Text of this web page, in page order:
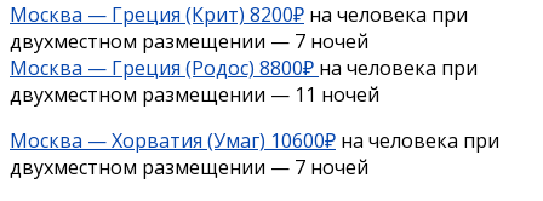
Москва — Греция (Крит) 8200₽ на человека при
двухместном размещении — 7 ночей
Москва — Греция (Родос) 8800₽ на человека при
двухместном размещении — 11 ночей
Москва — Хорватия (Умаг) 10600₽ на человека при
двухместном размещении — 7 ночей